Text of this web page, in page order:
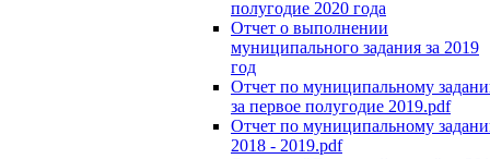
полугодие 2020 года
Отчет о выполнении
муниципального задания за 2019
год
Отчет по муниципальному
за первое полугодие 2019.pdf
Отчет по муниципальному
2018 - 2019.pdf